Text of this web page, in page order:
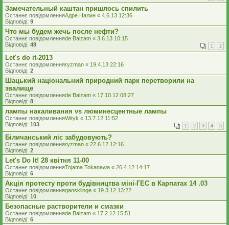
Замечательный каштан пришлось спилить
Останнє повідомленняАдре Налин « 4.6.13 12:36
Відповіді: 9
Что мы будем жечь после нефти?
Останнє повідомленняde Balzam « 3.6.13 10:15
Відповіді: 48 1 2
Let's do it-2013
Останнє повідомленняryzman « 19.4.13 22:16
Відповіді: 2
Шацький національний природний парк перетворили на
звалище
Останнє повідомленняde Balzam « 17.10.12 08:27
Відповіді: 8
лампы накаливания vs люминесцентные лампы
Останнє повідомленняWityk « 13.7.12 11:52
Відповіді: 103 1 2 3 4 5
Біличанський ліс забудовують?
Останнє повідомленняryzman « 22.6.12 12:16
Відповіді: 2
Let's Do It! 28 квітня 11-00
Останнє повідомленняTojama Tokanawa « 26.4.12 14:17
Відповіді: 6
Акція протесту проти будівництва міні-ГЕС в Карпатах 14 .03
Останнє повідомленняgansklinge « 19.3.12 13:22
Відповіді: 10
Безопасные растворители и смазки
Останнє повідомленняde Balzam « 17.2.12 15:51
Відповіді: 6